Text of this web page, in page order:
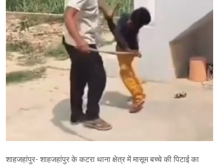
शाहजहांपुर- शाहजहांपुर के कटरा थाना क्षेत्र में मासूम बच्चे की पिटाई का